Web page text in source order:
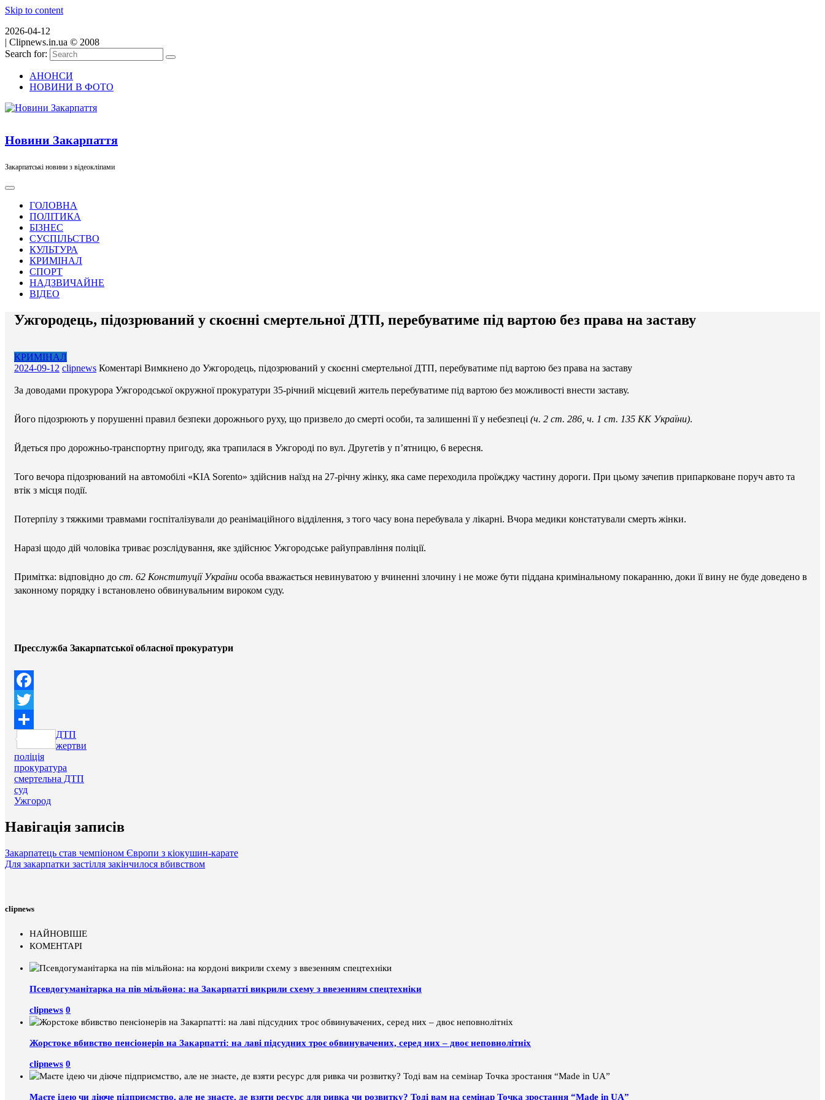
Skip to content
2026-04-12
| Clipnews.in.ua © 2008
Search for:
АНОНСИ
НОВИНИ В ФОТО
Новини Закарпаття
Закарпатські новини з відеокліпами
ГОЛОВНА
ПОЛІТИКА
БІЗНЕС
СУСПІЛЬСТВО
КУЛЬТУРА
КРИМІНАЛ
СПОРТ
НАДЗВИЧАЙНЕ
ВІДЕО
Ужгородець, підозрюваний у скоєнні смертельної ДТП, перебуватиме під вартою без права на заставу
КРИМІНАЛ
2024-09-12 clipnews Коментарі Вимкнено до Ужгородець, підозрюваний у скоєнні смертельної ДТП, перебуватиме під вартою без права на заставу
За доводами прокурора Ужгородської окружної прокуратури 35-річний місцевий житель перебуватиме під вартою без можливості внести заставу.
Його підозрюють у порушенні правил безпеки дорожнього руху, що призвело до смерті особи, та залишенні її у небезпеці (ч. 2 ст. 286, ч. 1 ст. 135 КК України).
Йдеться про дорожньо-транспортну пригоду, яка трапилася в Ужгороді по вул. Другетів у пʼятницю, 6 вересня.
Того вечора підозрюваний на автомобілі «KIA Sorento» здійснив наїзд на 27-річну жінку, яка саме переходила проїжджу частину дороги. При цьому зачепив припарковане поруч авто та
втік з місця події.
Потерпілу з тяжкими травмами госпіталізували до реанімаційного відділення, з того часу вона перебувала у лікарні. Вчора медики констатували смерть жінки.
Наразі щодо дій чоловіка триває розслідування, яке здійснює Ужгородське райуправління поліції.
Примітка: відповідно до ст. 62 Конституції України особа вважається невинуватою у вчиненні злочину і не може бути піддана кримінальному покаранню, доки її вину не буде доведено в
законному порядку і встановлено обвинувальним вироком суду.
Пресслужба Закарпатської обласної прокуратури
Facebook
Twitter
Поділитися
ДТП
жертви
поліція
прокуратура
смертельна ДТП
суд
Ужгород
Навігація записів
Закарпатець став чемпіоном Європи з кіокушин-карате
Для закарпатки застілля закінчилося вбивством
clipnews
НАЙНОВІШЕ
КОМЕНТАРІ
Псевдогуманітарка на пів мільйона: на Закарпатті викрили схему з ввезенням спецтехніки
clipnews 0
Жорстоке вбивство пенсіонерів на Закарпатті: на лаві підсудних троє обвинувачених, серед них – двоє неповнолітніх
clipnews 0
Маєте ідею чи діюче підприємство, але не знаєте, де взяти ресурс для ривка чи розвитку? Тоді вам на семінар Точка зростання “Made in UA”